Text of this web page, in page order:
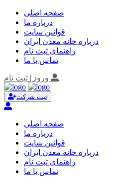
صفحه اصلی
درباره ما
قوانین سایت
درباره خانه معدن ایران
راهنمای ثبت نام
تماس با ما
ورود | ثبت نام
ثبت شرکت
صفحه اصلی
درباره ما
قوانین سایت
درباره خانه معدن ایران
راهنمای ثبت نام
تماس با ما